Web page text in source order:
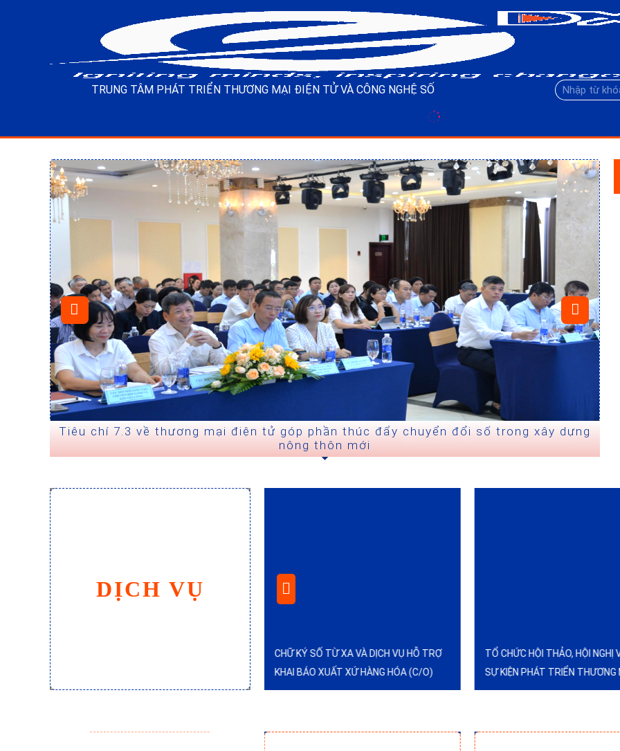
TRUNG TÂM PHÁT TRIỂN THƯƠNG MẠI ĐIỆN TỬ VÀ CÔNG NGHỆ SỐ
Ninh Bình cập nhật quy định mới về thương mại điện tử, thúc đẩy chuyển đổi số địa
phương
DỊCH VỤ
TỔ CHỨC HỘI THẢO, HỘI NGHỊ VÀ CÁC
SỰ KIỆN PHÁT TRIỂN THƯƠNG MẠI ĐIỆN
TỬ
DỊCH VỤ TƯ VẤN VÀ HỖ TRỢ
VỊ CUNG CẤP DỊCH VỤ CHỨNG
HỢP ĐỒNG ĐIỆN TỬ (CECA)